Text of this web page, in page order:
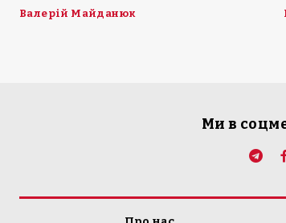
Валерій Майданюк
Ми в